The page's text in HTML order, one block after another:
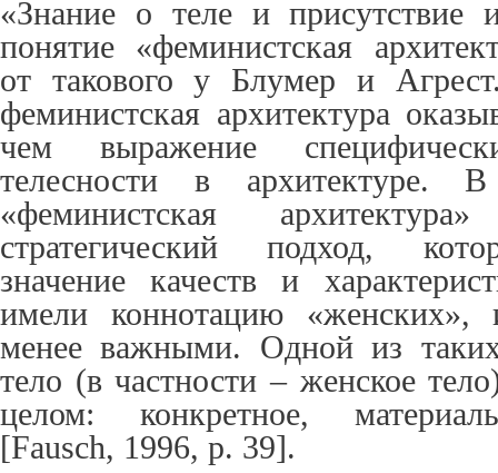
«Знание о теле и присутствие
понятие «феминистская
от такового у Блумер и
феминистская архитектура
чем выражение
телесности в архитектуре.
«феминистская
стратегический подход,
значение качеств и
имели коннотацию «женских»,
менее важными. Одной из таких
тело (в частности – женское
целом: конкретное,
[Fausch, 1996, p. 39].